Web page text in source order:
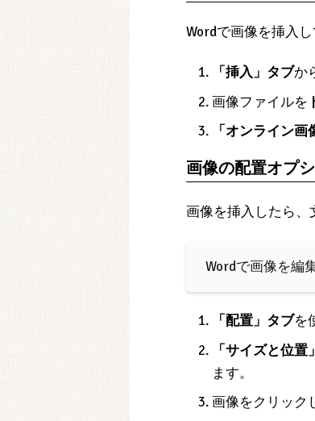
Wordで画像を挿入
「挿入」タブか
画像ファイルを
「オンライン画
画像の配置オプ
画像を挿入したら、
Wordで画像を編
「配置」タブを
「サイズと位置」
ます。
画像をクリック